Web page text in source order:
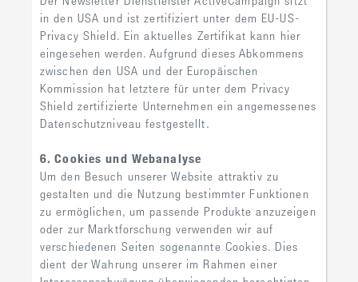
in den USA und ist zertifiziert unter dem EU-US-
Privacy Shield. Ein aktuelles Zertifikat kann hier
eingesehen werden. Aufgrund dieses Abkommens
zwischen den USA und der Europäischen
Kommission hat letztere für unter dem Privacy
Shield zertifizierte Unternehmen ein angemessenes
Datenschutzniveau festgestellt.
6. Cookies und Webanalyse
Um den Besuch unserer Website attraktiv zu
gestalten und die Nutzung bestimmter Funktionen
zu ermöglichen, um passende Produkte anzuzeigen
oder zur Marktforschung verwenden wir auf
verschiedenen Seiten sogenannte Cookies. Dies
dient der Wahrung unserer im Rahmen einer